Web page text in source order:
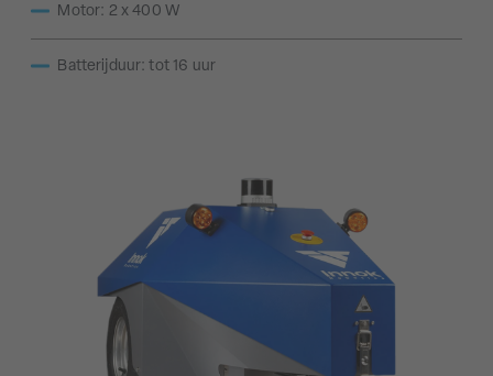
Motor: 2 x 400 W
Batterijduur: tot 16 uur